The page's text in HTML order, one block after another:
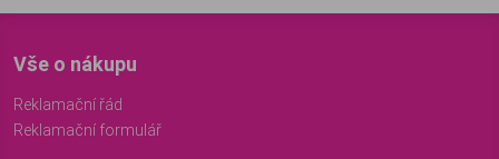
Vše o nákupu
Reklamační řád
Reklamační formulář